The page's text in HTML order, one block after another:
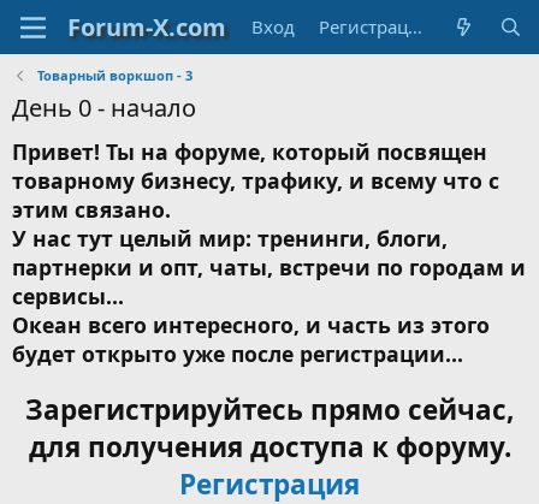
Вход Регистрация
Товарный воркшоп - 3
День 0 - начало
Привет! Ты на форуме, который посвящен
товарному бизнесу, трафику, и всему что с
этим связано.
У нас тут целый мир: тренинги, блоги,
партнерки и опт, чаты, встречи по городам и
сервисы...
Океан всего интересного, и часть из этого
будет открыто уже после регистрации...
Зарегистрируйтесь прямо сейчас,
для получения доступа к форуму.
Регистрация